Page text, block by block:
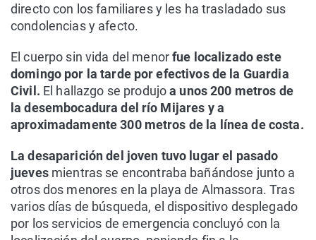
directo con los familiares y les ha trasladado sus
condolencias y afecto.
El cuerpo sin vida del menorfue localizado este
domingo por la tarde por efectivos de la Guardia
Civil. El hallazgo se produjoa unos 200 metros de
la desembocadura del río Mijares y a
aproximadamente 300 metros de la línea de costa.
La desaparición del joven tuvo lugar el pasado
juevesmientras se encontraba bañándose junto a
otros dos menores en la playa de Almassora. Tras
varios días de búsqueda, el dispositivo desplegado
por los servicios de emergencia concluyó con la